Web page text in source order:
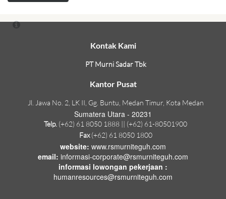
Kontak Kami
PT Murni Sadar Tbk
Kantor Pusat
Jl. Jawa No. 2, LK II, Gg. Buntu, Medan Timur, Kota Medan
Sumatera Utara - 20231
Telp. (+62) 61 8050 1888 || (+62) 61-80501900
Fax(+62) 61 8050 1800
website: www.rsmurniteguh.com
email: informasi-corporate@rsmurniteguh.com
informasi lowongan pekerjaan :
humanresources@rsmurniteguh.com